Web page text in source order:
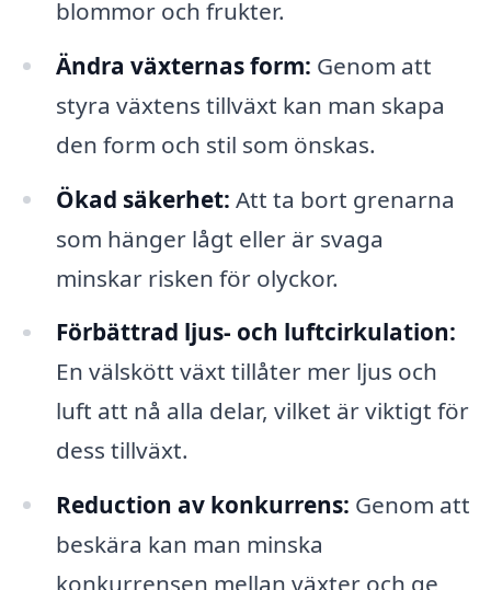
blommor och frukter.
Ändra växternas form: Genom att
styra växtens tillväxt kan man skapa
den form och stil som önskas.
Ökad säkerhet: Att ta bort grenarna
som hänger lågt eller är svaga
minskar risken för olyckor.
Förbättrad ljus- och luftcirkulation:
En välskött växt tillåter mer ljus och
luft att nå alla delar, vilket är viktigt för
dess tillväxt.
Reduction av konkurrens: Genom att
beskära kan man minska
konkurrensen mellan växter och ge